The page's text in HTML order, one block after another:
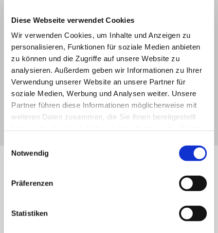
Diese Webseite verwendet Cookies
Wir verwenden Cookies, um Inhalte und Anzeigen zu
personalisieren, Funktionen für soziale Medien anbieten
zu können und die Zugriffe auf unsere Website zu
analysieren. Außerdem geben wir Informationen zu Ihrer
Verwendung unserer Website an unsere Partner für
soziale Medien, Werbung und Analysen weiter. Unsere
Partner führen diese Informationen möglicherweise mit
weiteren Daten zusammen, die Sie ihnen bereitgestellt
Notwendig
Präferenzen
Statistiken
Informationen bei Rosi Wegefahrt, Tel. 94 78
10